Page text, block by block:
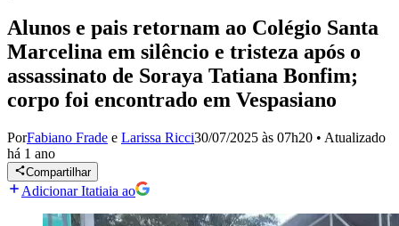
Alunos e pais retornam ao Colégio Santa
Marcelina em silêncio e tristeza após o
assassinato de Soraya Tatiana Bonfim;
corpo foi encontrado em Vespasiano
PorFabiano Frade e Larissa Ricci30/07/2025 às 07h20 • Atualizado
há 1 ano
Compartilhar
Adicionar Itatiaia ao